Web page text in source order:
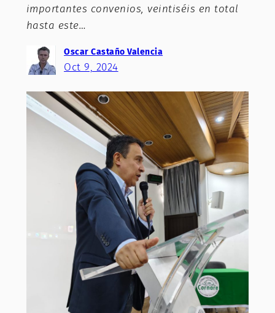
importantes convenios, veintiséis en total
hasta este…
Oscar Castaño Valencia
Oct 9, 2024